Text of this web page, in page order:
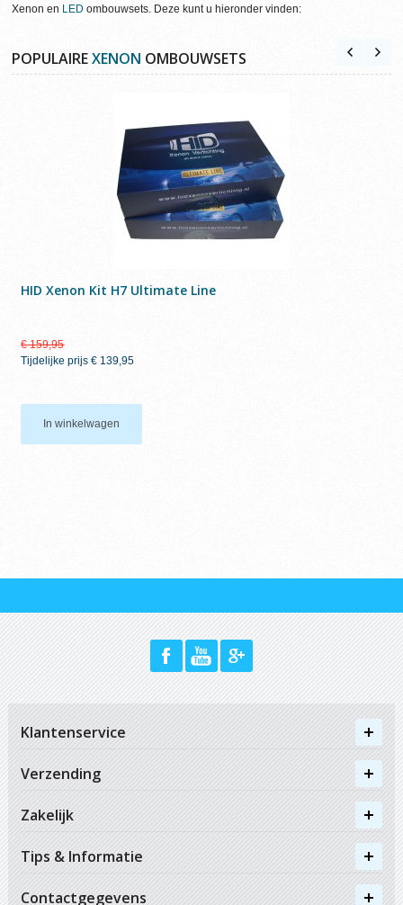
Xenon en LED ombouwsets. Deze kunt u hieronder vinden:
POPULAIREXENON OMBOUWSETS
HID Xenon Kit H7 Ultimate Line
€ 159,95
Tijdelijke prijs € 139,95
In winkelwagen
Klantenservice
Verzending
Zakelijk
Tips & Informatie
Contactgegevens